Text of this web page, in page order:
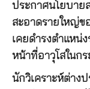
ประกาศนโยบาย
สะอาดรายใหญ่ข
เคยดำรงตำแหน่
หน้าที่อาวุโสในก
นักวิเคราะห์ต่าง